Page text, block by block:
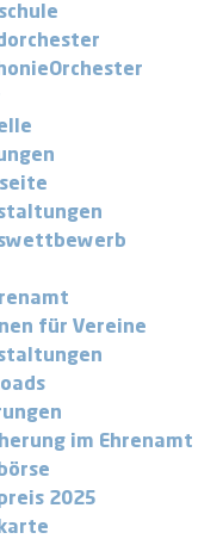
für Vereine
im Ehrenamt
2025